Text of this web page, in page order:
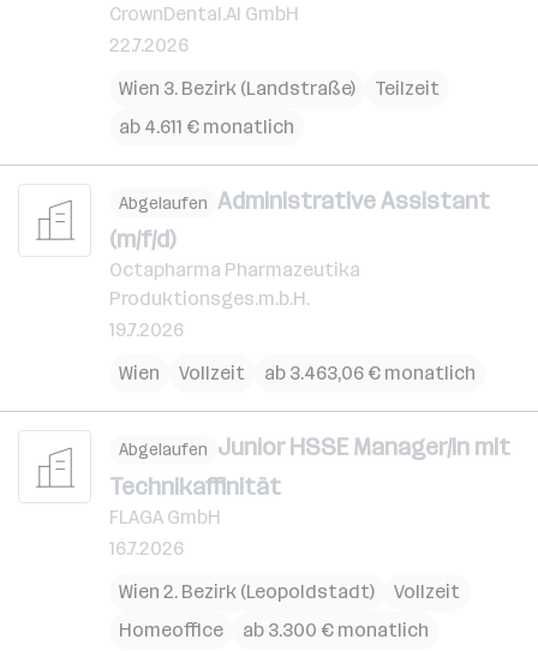
CrownDental.AI GmbH
22.7.2026
Wien 3. Bezirk (Landstraße)
Teilzeit
ab 4.611 € monatlich
Abgelaufen Administrative Assistant
(m/f/d)
Octapharma Pharmazeutika
Produktionsges.m.b.H.
19.7.2026
Wien
Vollzeit ab 3.463,06 € monatlich
Abgelaufen Junior HSSE Manager/in mit
Technikaffinität
FLAGA GmbH
16.7.2026
Wien 2. Bezirk (Leopoldstadt)
Vollzeit
Homeoffice
ab 3.300 € monatlich